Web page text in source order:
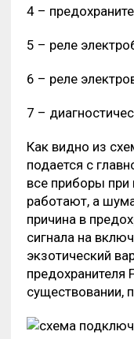
4 –
5 – реле
6 – реле
7 –
Как видно из
подается с
все приборы
работают, а
причина в
сигнала на
экзотический
предохранителя
существовании,